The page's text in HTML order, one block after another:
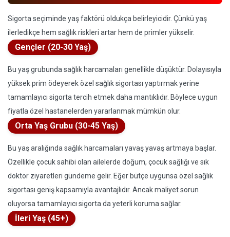
Sigorta seçiminde yaş faktörü oldukça belirleyicidir. Çünkü yaş
ilerledikçe hem sağlık riskleri artar hem de primler yükselir.
Gençler (20-30 Yaş)
Bu yaş grubunda sağlık harcamaları genellikle düşüktür. Dolayısıyla
yüksek prim ödeyerek özel sağlık sigortası yaptırmak yerine
tamamlayıcı sigorta tercih etmek daha mantıklıdır. Böylece uygun
fiyatla özel hastanelerden yararlanmak mümkün olur.
Orta Yaş Grubu (30-45 Yaş)
Bu yaş aralığında sağlık harcamaları yavaş yavaş artmaya başlar.
Özellikle çocuk sahibi olan ailelerde doğum, çocuk sağlığı ve sık
doktor ziyaretleri gündeme gelir. Eğer bütçe uygunsa özel sağlık
sigortası geniş kapsamıyla avantajlıdır. Ancak maliyet sorun
oluyorsa tamamlayıcı sigorta da yeterli koruma sağlar.
İleri Yaş (45+)